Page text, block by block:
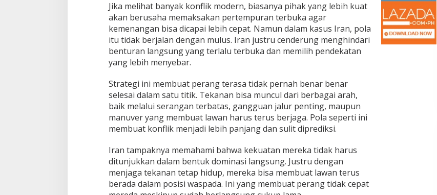
Jika melihat banyak konflik modern, biasanya pihak yang lebih kuat
akan berusaha memaksakan pertempuran terbuka agar
kemenangan bisa dicapai lebih cepat. Namun dalam kasus Iran, pola
itu tidak berjalan dengan mulus. Iran justru cenderung menghindari
benturan langsung yang terlalu terbuka dan memilih pendekatan
yang lebih menyebar.
Strategi ini membuat perang terasa tidak pernah benar benar
selesai dalam satu titik. Tekanan bisa muncul dari berbagai arah,
baik melalui serangan terbatas, gangguan jalur penting, maupun
manuver yang membuat lawan harus terus berjaga. Pola seperti ini
membuat konflik menjadi lebih panjang dan sulit diprediksi.
Iran tampaknya memahami bahwa kekuatan mereka tidak harus
ditunjukkan dalam bentuk dominasi langsung. Justru dengan
menjaga tekanan tetap hidup, mereka bisa membuat lawan terus
berada dalam posisi waspada. Ini yang membuat perang tidak cepat